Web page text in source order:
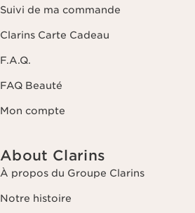
Suivi de ma commande
Clarins Carte Cadeau
F.A.Q.
FAQ Beauté
Mon compte
About Clarins
À propos du Groupe Clarins
Notre histoire